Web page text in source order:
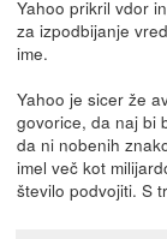
Yahoo prikril vdor
za izpodbijanje
ime.
Yahoo je sicer že
govorice, da naj bi
da ni nobenih
imel več kot
število podvojiti. S